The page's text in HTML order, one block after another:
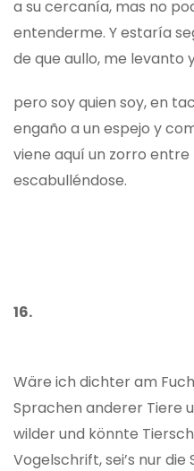
a su cercanía, mas no
entenderme. Y estaría
de que aullo, me levanto
pero soy quien soy, en
engaño a un espejo y
viene aquí un zorro entre
escabulléndose.
16.
Wäre ich dichter am
Sprachen anderer Tiere
wilder und könnte
Vogelschrift, sei’s nur